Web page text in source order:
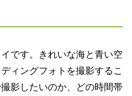
です。きれいな海と青い空
ィングフォトを撮影するこ
影したいのか、どの時間帯